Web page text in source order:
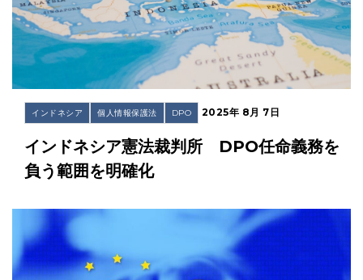
インドネシア 個人情報保護法 DPO 2025年 8月 7日
インドネシア憲法裁判所 DPO任命義務を
負う範囲を明確化